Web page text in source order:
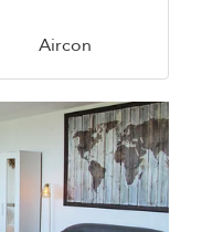
Aircon